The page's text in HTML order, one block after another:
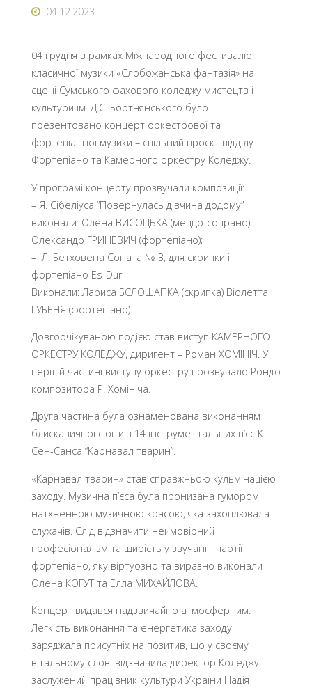
04.12.2023
04 грудня в рамках Міжнародного фестивалю
класичної музики «Слобожанська фантазія» на
сцені Сумського фахового коледжу мистецтв і
культури ім. Д.С. Бортнянського було
презентовано концерт оркестрової та
фортепіанної музики – спільний проєкт відділу
Фортепіано та Камерного оркестру Коледжу.
У програмі концерту прозвучали композиції:
– Я. Сібеліуса “Повернулась дівчина додому”
виконали: Олена ВИСОЦЬКА (меццо-сопрано)
Олександр ГРИНЕВИЧ (фортепіано);
– Л. Бетховена Соната № 3, для скрипки і
фортепіано Es-Dur
Виконали: Лариса БЄЛОШАПКА (скрипка) Віолетта
ГУБЕНЯ (фортепіано).
Довгоочікуваною подією став виступ КАМЕРНОГО
ОРКЕСТРУ КОЛЕДЖУ, диригент – Роман ХОМІНІЧ. У
першій частині виступу оркестру прозвучало Рондо
композитора Р. Хомініча.
Друга частина була ознаменована виконанням
блискавичної сюїти з 14 інструментальних п’єс К.
Сен-Санса “Карнавал тварин”.
«Карнавал тварин» став справжньою кульмінацією
заходу. Музична п’єса була пронизана гумором і
натхненною музичною красою, яка захоплювала
слухачів. Слід відзначити неймовірний
професіоналізм та щирість у звучанні партії
фортепіано, яку віртуозно та виразно виконали
Олена КОГУТ та Елла МИХАЙЛОВА.
Концерт видався надзвичайно атмосферним.
Легкість виконання та енергетика заходу
заряджала присутніх на позитив, що у своєму
вітальному слові відзначила директор Коледжу –
заслужений працівник культури України Надія